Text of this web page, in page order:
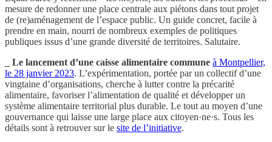
mesure de redonner une place centrale aux piétons dans tout projet
de (re)aménagement de l’espace public. Un guide concret, facile à
prendre en main, nourri de nombreux exemples de politiques
publiques issus d’une grande diversité de territoires. Salutaire.
Le lancement d’une caisse alimentaire commune à Montpellier,
le 28 janvier 2023. L’expérimentation, portée par un collectif d’une
vingtaine d’organisations, cherche à lutter contre la précarité
alimentaire, favoriser l’alimentation de qualité et développer un
système alimentaire territorial plus durable. Le tout au moyen d’une
gouvernance qui laisse une large place aux citoyen·ne·s. Tous les
détails sont à retrouver sur le site de l’initiative.